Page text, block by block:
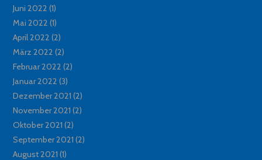
Juni 2022 (1)
Mai 2022 (1)
April 2022 (2)
März 2022 (2)
Februar 2022 (2)
Januar 2022 (3)
Dezember 2021 (2)
November 2021 (2)
Oktober 2021 (2)
September 2021 (2)
August 2021 (1)